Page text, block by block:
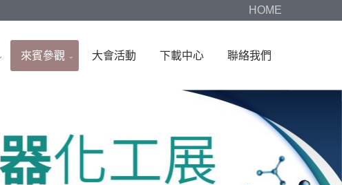
HOME
來賓參觀 大會活動 下載中心 聯絡我們